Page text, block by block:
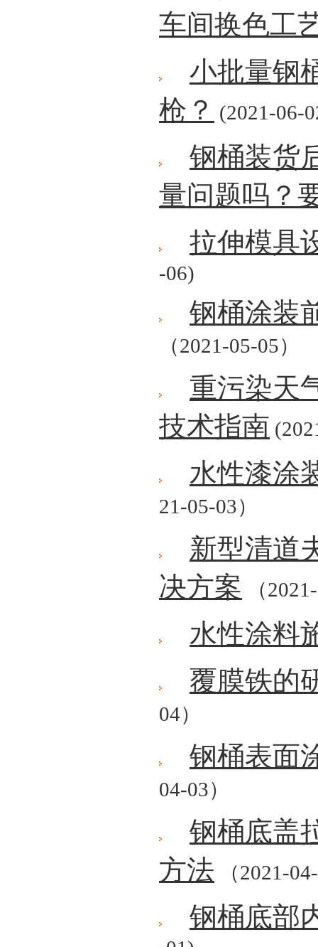
车间换色工
小批量钢
枪？ (2021-06-
钢桶装货
量问题吗？
拉伸模具
-06)
钢桶涂装
（2021-05-05）
重污染天
技术指南
水性漆涂
21-05-03）
新型清道
决方案 （
水性涂料
覆膜铁的
04）
钢桶表面
04-03）
钢桶底盖
方法 （2021-
钢桶底部